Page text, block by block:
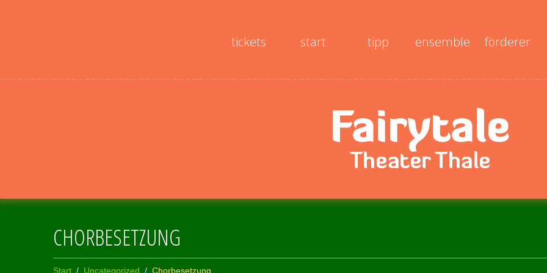
tickets start tipp ensemble förderer
CHORBESETZUNG
Start Uncategorized Chorbesetzung